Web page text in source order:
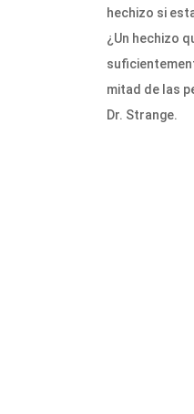
hechizo si
¿Un hechizo
mitad de las
Dr. Strange.